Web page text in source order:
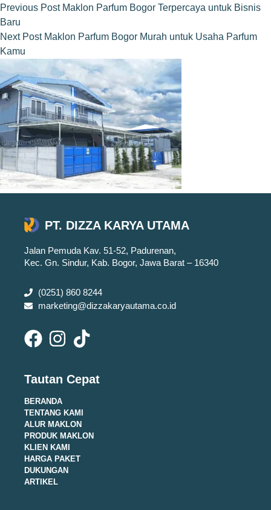
Previous Post Maklon Parfum Bogor Terpercaya untuk Bisnis
Baru
Next Post Maklon Parfum Bogor Murah untuk Usaha Parfum
Kamu
PT. DIZZA KARYA UTAMA
Jalan Pemuda Kav. 51-52, Padurenan,
Kec. Gn. Sindur, Kab. Bogor, Jawa Barat – 16340
(0251) 860 8244
marketing@dizzakaryautama.co.id
Tautan Cepat
BERANDA
TENTANG KAMI
ALUR MAKLON
PRODUK MAKLON
KLIEN KAMI
HARGA PAKET
DUKUNGAN
ARTIKEL